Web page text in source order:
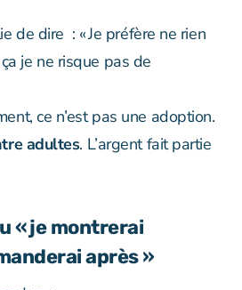
de dire : « Je préfère ne rien
je ne risque pas de
ce n’est pas une adoption.
adultes. L’argent fait partie
« je montrerai
après »